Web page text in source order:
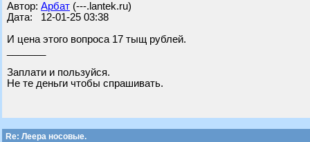
Автор: Арбат (---.lantek.ru)
Дата: 12-01-25 03:38
И цена этого вопроса 17 тыщ рублей.
Заплати и пользуйся.
Не те деньги чтобы спрашивать.
Re: Леера носовые.